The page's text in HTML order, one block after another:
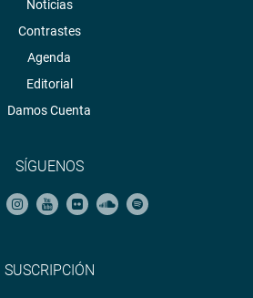
Noticias
Contrastes
Agenda
Editorial
Damos Cuenta
SÍGUENOS
SUSCRIPCIÓN